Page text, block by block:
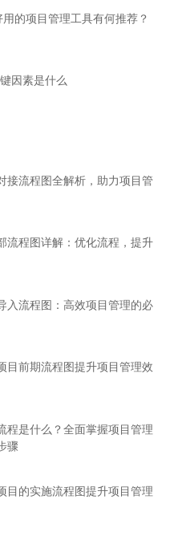
的项目管理工具有何推荐？
因素是什么
接流程图全解析，助力项目管
流程图详解：优化流程，提升
入流程图：高效项目管理的必
目前期流程图提升项目管理效
程是什么？全面掌握项目管理
骤
目的实施流程图提升项目管理